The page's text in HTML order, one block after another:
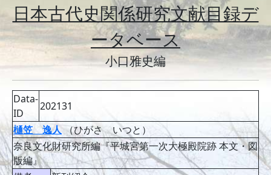
日本古代史関係研究文献目録デ
ータベース
小口雅史編
Data-
ID
202131
樋笠 逸人（ひがさ いつと）
奈良文化財研究所編『平城宮第一次大極殿院跡 本文・図
版編』